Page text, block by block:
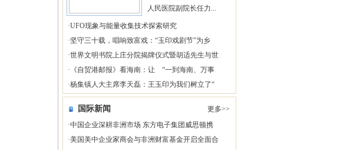
人民医院副院长任力...
·UFO现象与能量收集技术探索研究
·坚守三十载，唱响致富戏：“玉印戏剧节”为乡
·世界文明书院上庄分院揭牌仪式暨胡适先生与世
· 《自贸港邮报》看海南：让 “一到海南、万事
·杨集镇人大主席李天磊：王玉印为我们树立了“
国际新闻
更多>>
·中国企业深耕非洲市场 东方电子集团威思顿携
·美国美中企业家商会与非洲财富基金开启全面合